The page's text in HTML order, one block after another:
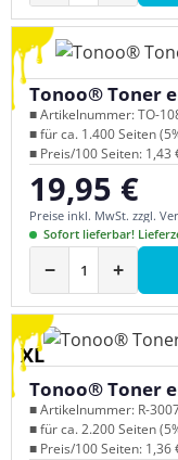
Tonoo® Toner
■ Artikelnummer: TO-
■ für ca. 1.400 Seiten
■ Preis/100 Seiten: 1,43
Regulärer Preis:
19,95 €
Preise inkl. MwSt. zzgl.
Sofort lieferbar!
− +
XL
Tonoo® Toner
■ Artikelnummer: R-
■ für ca. 2.200 Seiten
■ Preis/100 Seiten: 1,36